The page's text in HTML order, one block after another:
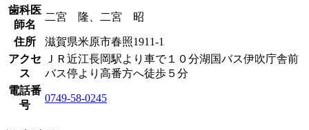
歯科医
師名
二宮 隆、二宮 昭
住所
滋賀県米原市春照1911-1
アクセ
ス
ＪＲ近江長岡駅より車で１０分湖国バス伊吹庁舎前
バス停より高番方へ徒歩５分
電話番
号
0749-58-0245